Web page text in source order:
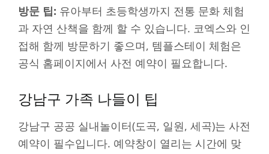
방문 팁: 유아부터 초등학생까지 전통 문화 체험
과 자연 산책을 함께 할 수 있습니다. 코엑스와 인
접해 함께 방문하기 좋으며, 템플스테이 체험은
공식 홈페이지에서 사전 예약이 필요합니다.
강남구 가족 나들이 팁
강남구 공공 실내놀이터(도곡, 일원, 세곡)는 사전
예약이 필수입니다. 예약창이 열리는 시간에 맞